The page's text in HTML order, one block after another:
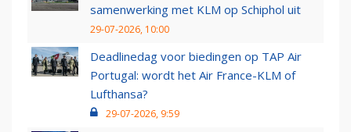
samenwerking met KLM op Schiphol uit
29-07-2026, 10:00
Deadlinedag voor biedingen op TAP Air
Portugal: wordt het Air France-KLM of
Lufthansa?
29-07-2026, 9:59